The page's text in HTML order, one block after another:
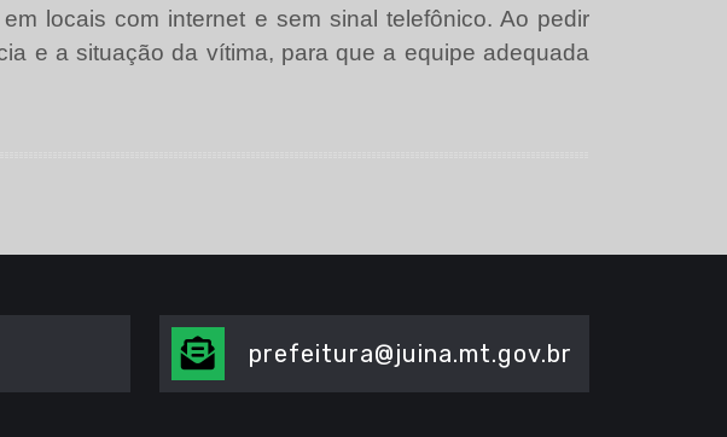
locais com internet e sem sinal telefônico. Ao pedir
e a situação da vítima, para que a equipe adequada
prefeitura@juina.mt.gov.br